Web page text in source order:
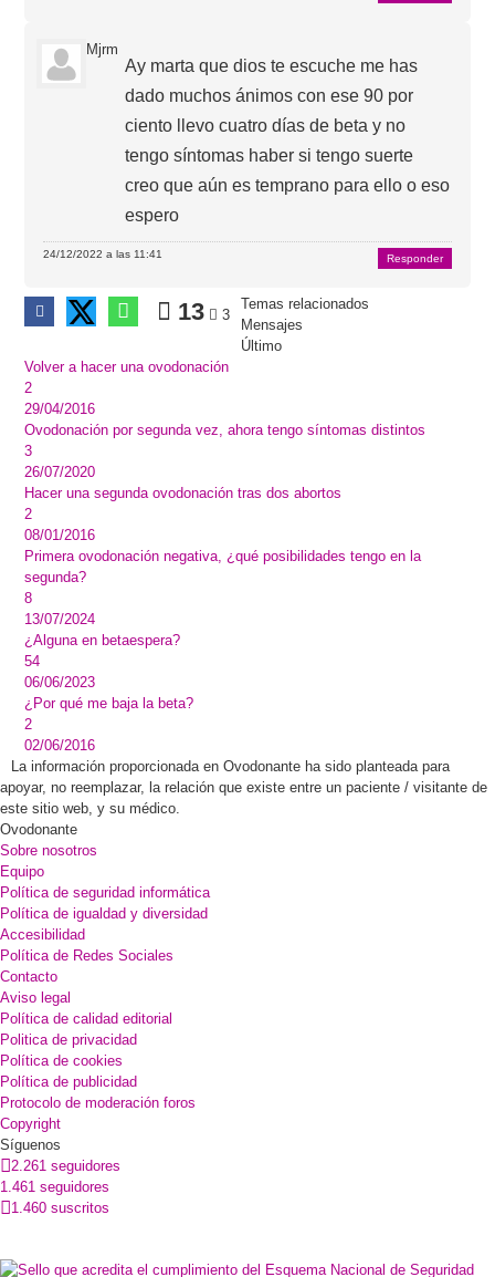
Mjrm
Ay marta que dios te escuche me has
dado muchos ánimos con ese 90 por
ciento llevo cuatro días de beta y no
tengo síntomas haber si tengo suerte
creo que aún es temprano para ello o eso
espero
24/12/2022 a las 11:41 Responder
13 3
Temas relacionados
Mensajes
Último
Volver a hacer una ovodonación
2
29/04/2016
Ovodonación por segunda vez, ahora tengo síntomas distintos
3
26/07/2020
Hacer una segunda ovodonación tras dos abortos
2
08/01/2016
Primera ovodonación negativa, ¿qué posibilidades tengo en la
segunda?
8
13/07/2024
¿Alguna en betaespera?
54
06/06/2023
¿Por qué me baja la beta?
2
02/06/2016
La información proporcionada en Ovodonante ha sido planteada para
apoyar, no reemplazar, la relación que existe entre un paciente / visitante de
este sitio web, y su médico.
Ovodonante
Sobre nosotros
Equipo
Política de seguridad informática
Política de igualdad y diversidad
Accesibilidad
Política de Redes Sociales
Contacto
Aviso legal
Política de calidad editorial
Politica de privacidad
Política de cookies
Política de publicidad
Protocolo de moderación foros
Copyright
Síguenos
2.261 seguidores
1.461 seguidores
1.460 suscritos